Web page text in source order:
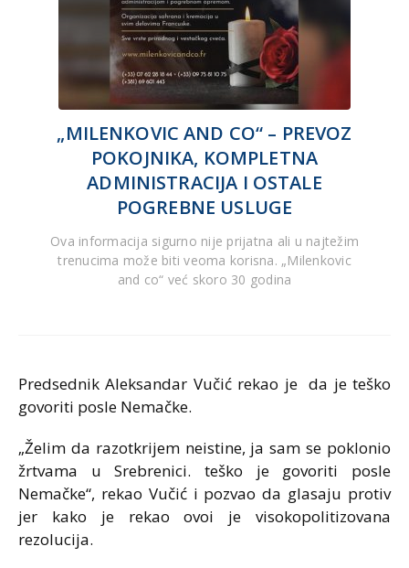
„MILENKOVIC AND CO“ – PREVOZ
POKOJNIKA, KOMPLETNA
ADMINISTRACIJA I OSTALE
POGREBNE USLUGE
Ova informacija sigurno nije prijatna ali u najtežim
trenucima može biti veoma korisna. „Milenkovic
and co“ već skoro 30 godina
Predsednik Aleksandar Vučić rekao je da je teško
govoriti posle Nemačke.
„Želim da razotkrijem neistine, ja sam se poklonio
žrtvama u Srebrenici. teško je govoriti posle
Nemačke“, rekao Vučić i pozvao da glasaju protiv
jer kako je rekao ovoi je visokopolitizovana
rezolucija.